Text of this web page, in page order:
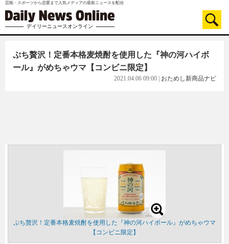
芸能・スポーツから恋愛まで人気メディアの最新ニュースを配信
デイリーニュースオンライン
ぷち贅沢！定番本格麦焼酎を使用した『神の河ハイボ
ール』がめちゃウマ【コンビニ限定】
2021.04.06 09:00 おためし新商品ナビ
ぷち贅沢！定番本格麦焼酎を使用した『神の河ハイボール』がめちゃウマ
【コンビニ限定】